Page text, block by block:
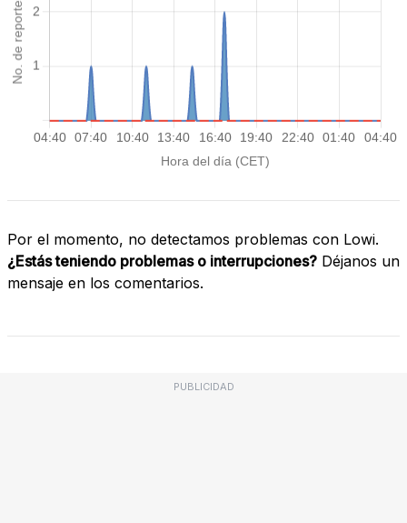
Por el momento, no detectamos problemas con Lowi.
¿Estás teniendo problemas o interrupciones? Déjanos un
mensaje en los comentarios.
PUBLICIDAD